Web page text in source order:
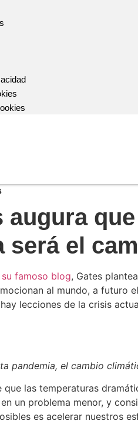
augura
será el
famoso blog, Gates
al mundo, a futuro
lecciones de la crisis
pandemia, el cambio
que las temperaturas
un problema menor, y
es acelerar nuestros